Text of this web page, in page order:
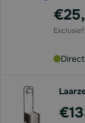
Voor
€25,